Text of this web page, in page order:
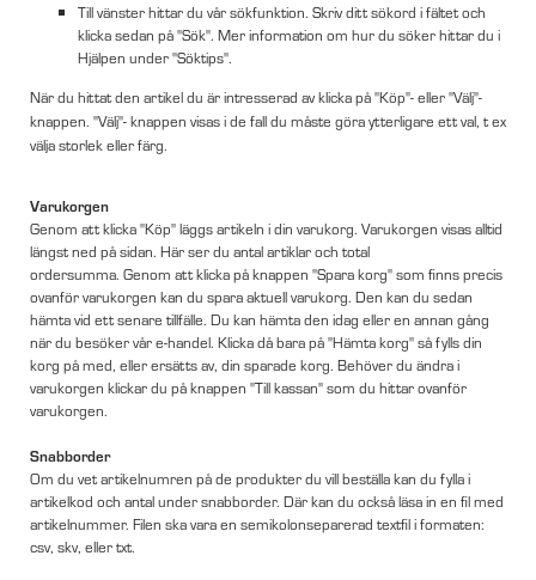
Till vänster hittar du vår sökfunktion. Skriv ditt sökord i fältet och
klicka sedan på "Sök". Mer information om hur du söker hittar du i
Hjälpen under "Söktips".
När du hittat den artikel du är intresserad av klicka på "Köp"- eller "Välj"-
knappen. "Välj"- knappen visas i de fall du måste göra ytterligare ett val, t ex
välja storlek eller färg.
Varukorgen
Genom att klicka "Köp" läggs artikeln i din varukorg. Varukorgen visas alltid
längst ned på sidan. Här ser du antal artiklar och total
ordersumma. Genom att klicka på knappen "Spara korg" som finns precis
ovanför varukorgen kan du spara aktuell varukorg. Den kan du sedan
hämta vid ett senare tillfälle. Du kan hämta den idag eller en annan gång
när du besöker vår e-handel. Klicka då bara på "Hämta korg" så fylls din
korg på med, eller ersätts av, din sparade korg. Behöver du ändra i
varukorgen klickar du på knappen "Till kassan" som du hittar ovanför
varukorgen.
Snabborder
Om du vet artikelnumren på de produkter du vill beställa kan du fylla i
artikelkod och antal under snabborder. Där kan du också läsa in en fil med
artikelnummer. Filen ska vara en semikolonseparerad textfil i formaten:
csv, skv, eller txt.